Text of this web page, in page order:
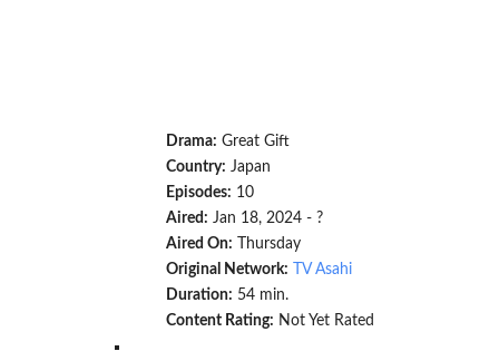
Drama: Great Gift
Country: Japan
Episodes: 10
Aired: Jan 18, 2024 - ?
Aired On: Thursday
Original Network:
TV Asahi
Duration: 54 min.
Content Rating: Not Yet Rated